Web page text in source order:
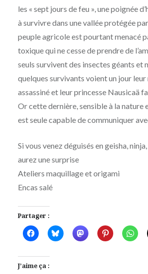
les « sept jours de feu », une poignée
à survivre dans une vallée protégée
peuple agricole est pourtant menacé
toxique qui ne cesse de prendre de
seuls survivent des insectes géants et
quelques survivants voient un jour
assassiné et leur princesse Nausicaä
Or cette dernière, sensible à la nature
est seule capable de communiquer
Si vous venez déguisés en geisha,
aurez une surprise
Ateliers maquillage et origami
Encas salé
Partager :
J’aime ça :